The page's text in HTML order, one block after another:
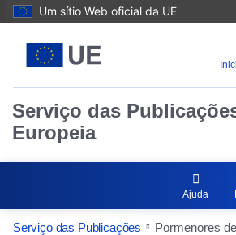
Um sítio Web oficial da UE
Serviço das
Europeia
Ajuda
Serviço das Publicações